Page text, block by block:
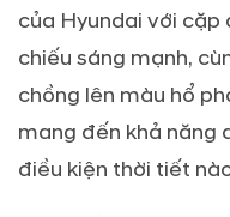
của Hyundai với cặp
chiếu sáng mạnh,
chồng lên màu hổ
mang đến khả năng
điều kiện thời tiết